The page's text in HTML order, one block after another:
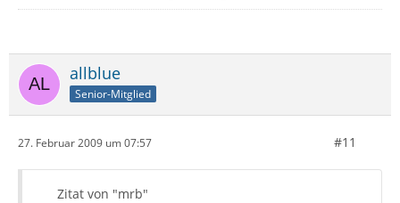
allblue
Senior-Mitglied
27. Februar 2009 um 07:57 #11
Zitat von "mrb"